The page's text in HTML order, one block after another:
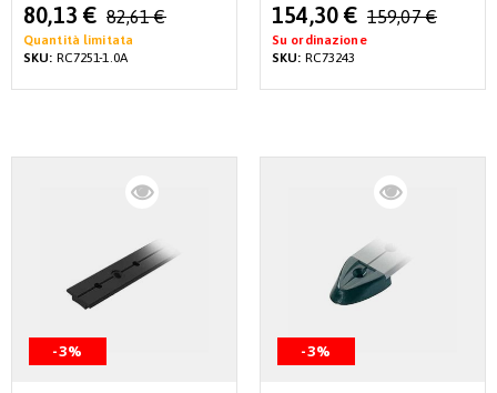
Special
Price
80,13 € 82,61 €
Quantità limitata
SKU: RC7251-1.0A
Special
Price
154,30 € 159,07 €
Su ordinazione
SKU: RC73243
-3% -3%